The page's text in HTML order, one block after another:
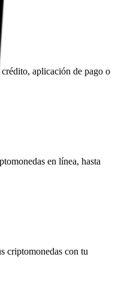
aplicación de pago o
en línea, hasta
criptomonedas con tu